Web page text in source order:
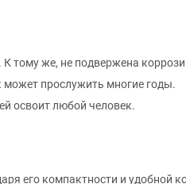
тому же, не подвержена
прослужить многие годы.
освоит любой человек.
его компактности и удобной